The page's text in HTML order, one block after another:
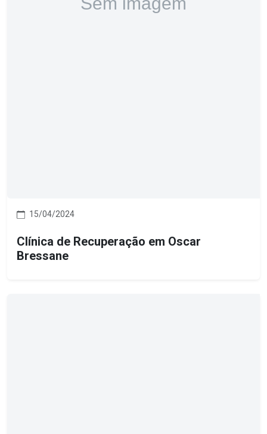
15/04/2024
Clínica de Recuperação em Oscar
Bressane